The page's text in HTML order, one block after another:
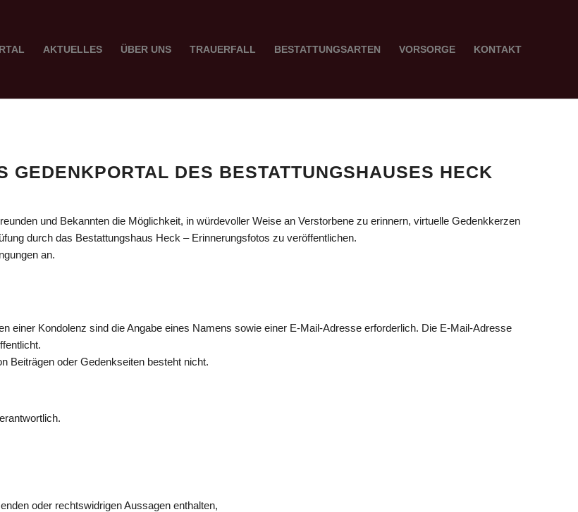
AKTUELLES ÜBER UNS TRAUERFALL BESTATTUNGSARTEN VORSORGE KONTAKT
GEDENKPORTAL DES BESTATTUNGSHAUSES HECK
und Bekannten die Möglichkeit, in würdevoller Weise an Verstorbene zu erinnern, virtuelle Gedenkkerzen
durch das Bestattungshaus Heck – Erinnerungsfotos zu veröffentlichen.
an.
einer Kondolenz sind die Angabe eines Namens sowie einer E-Mail-Adresse erforderlich. Die E-Mail-Adresse
Beiträgen oder Gedenkseiten besteht nicht.
oder rechtswidrigen Aussagen enthalten,